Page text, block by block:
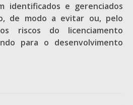
identificados e gerenciados
de modo a evitar ou, pelo
riscos do licenciamento
para o desenvolvimento